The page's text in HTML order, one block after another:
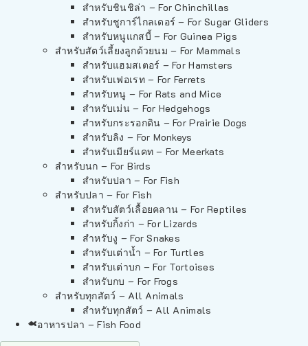
สำหรับชินชิล่า – For Chinchillas
สำหรับชูการ์ไกลเดอร์ – For Sugar Gliders
สำหรับหนูแกสบี้ – For Guinea Pigs
สำหรับสัตว์เลี้ยงลูกด้วยนม – For Mammals
สำหรับแฮมสเตอร์ – For Hamsters
สำหรับเฟอเรท – For Ferrets
สำหรับหนู – For Rats and Mice
สำหรับเม่น – For Hedgehogs
สำหรับกระรอกดิน – For Prairie Dogs
สำหรับลิง – For Monkeys
สำหรับเมียร์แคท – For Meerkats
สำหรับนก – For Birds
สำหรับปลา – For Fish
สำหรับปลา – For Fish
สำหรับสัตว์เลื้อยคลาน – For Reptiles
สำหรับกิ้งก่า – For Lizards
สำหรับงู – For Snakes
สำหรับเต่าน้ำ – For Turtles
สำหรับเต่าบก – For Tortoises
สำหรับกบ – For Frogs
สำหรับทุกสัตว์ – All Animals
สำหรับทุกสัตว์ – All Animals
อาหารปลา – Fish Food